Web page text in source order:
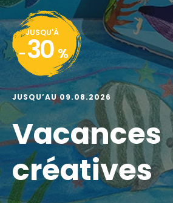
JUSQU'À
- 30 %
JUSQU’AU 09.08.2026
Vacances
créatives